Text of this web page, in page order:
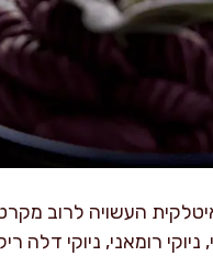
העשויה לרוב
ניוקי רומאני, ניוקי